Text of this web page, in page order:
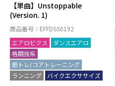
【単曲】Unstoppable
(Version. 1)
商品番号：EFFDSS0192
エアロビクス
ダンスエアロ
格闘技系
筋トレ/コアトレーニング
ランニング
バイクエクササイズ